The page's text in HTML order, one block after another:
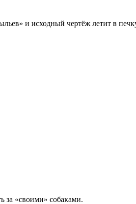
и исходный чертёж летит в
за «своими» собаками.